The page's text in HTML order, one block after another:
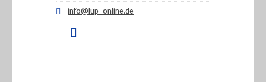
info@lup-online.de